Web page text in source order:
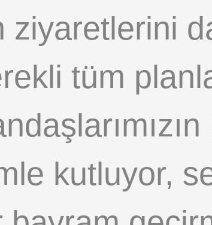
ziyaretlerini
tüm
kutluyor,